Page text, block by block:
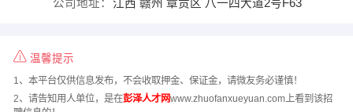
公司地址： 江西 赣州 章贡区 八一四大道2号F63
温馨提示
1、本平台仅供信息发布，不会收取押金、保证金，请微友务必谨慎！
2、请告知用人单位，是在彭泽人才网www.zhuofanxueyuan.com上看到该招